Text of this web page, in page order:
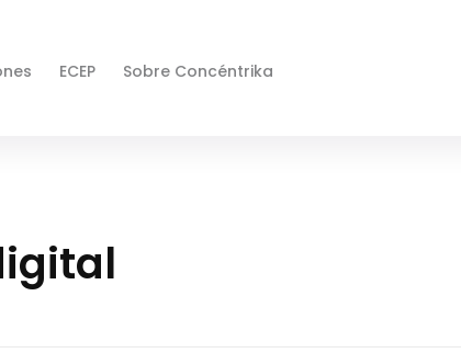
ECEP Sobre Concéntrika